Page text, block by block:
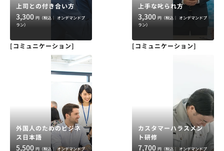
上司との付き合い方
3,300円（税込｜ オンデマンドプ
ラン）
上手な叱られ方
3,300円（税込｜ オンデマンドプ
ラン）
[コミュニケーション]
外国人のためのビジネ
ス日本語
5,500円（税込｜ オンデマンドプ
[コミュニケーション]
カスタマーハラスメン
ト研修
7,700円（税込｜
オンデマンドプ